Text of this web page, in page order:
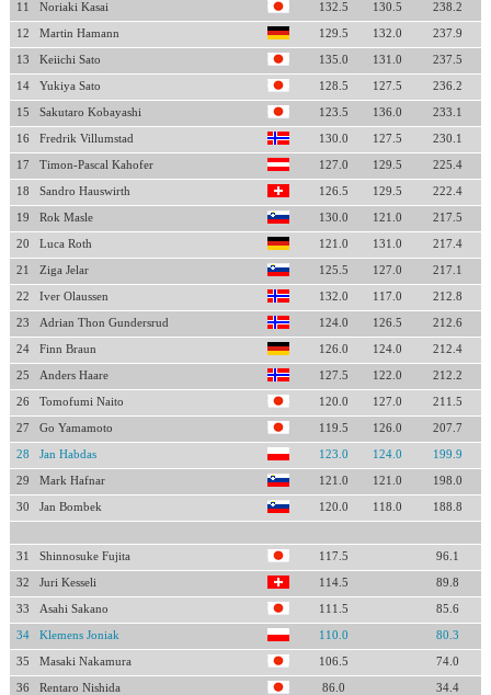
11 Noriaki Kasai 132.5 130.5 238.2
12 Martin Hamann 129.5 132.0 237.9
13 Keiichi Sato 135.0 131.0 237.5
14 Yukiya Sato 128.5 127.5 236.2
15 Sakutaro Kobayashi 123.5 136.0 233.1
16 Fredrik Villumstad 130.0 127.5 230.1
17 Timon-Pascal Kahofer 127.0 129.5 225.4
18 Sandro Hauswirth 126.5 129.5 222.4
19 Rok Masle 130.0 121.0 217.5
20 Luca Roth 121.0 131.0 217.4
21 Ziga Jelar 125.5 127.0 217.1
22 Iver Olaussen 132.0 117.0 212.8
23 Adrian Thon Gundersrud 124.0 126.5 212.6
24 Finn Braun 126.0 124.0 212.4
25 Anders Haare 127.5 122.0 212.2
26 Tomofumi Naito 120.0 127.0 211.5
27 Go Yamamoto 119.5 126.0 207.7
28 Jan Habdas 123.0 124.0 199.9
29 Mark Hafnar 121.0 121.0 198.0
30 Jan Bombek 120.0 118.0 188.8
31 Shinnosuke Fujita 117.5 96.1
32 Juri Kesseli 114.5 89.8
33 Asahi Sakano 111.5 85.6
34 Klemens Joniak 110.0 80.3
35 Masaki Nakamura 106.5 74.0
36 Rentaro Nishida 86.0 34.4